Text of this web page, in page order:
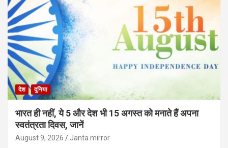
देश दुनिया
भारत ही नहीं, ये 5 और देश भी 15 अगस्त को मनाते हैं अपना
स्वतंत्रता दिवस, जानें
August 9, 2026 Janta mirror